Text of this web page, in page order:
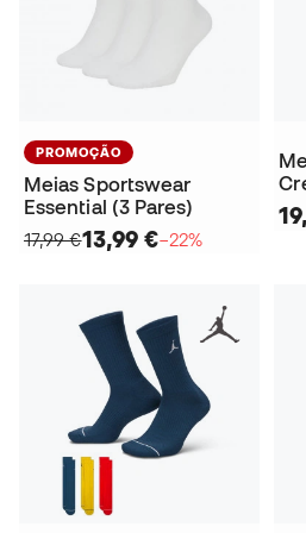
PROMOÇÃO
Meias Sportswear
Essential (3 Pares)
17,99 €13,99 €−22%